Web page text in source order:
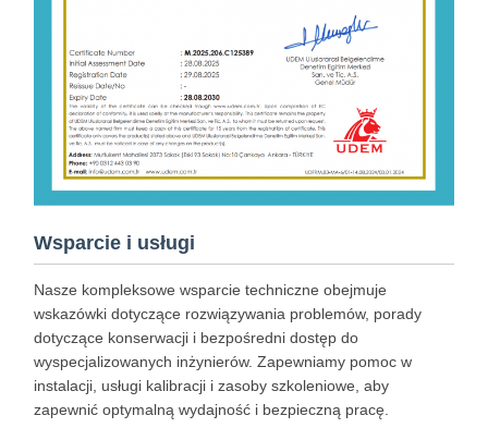
Wsparcie i usługi
Nasze kompleksowe wsparcie techniczne obejmuje
wskazówki dotyczące rozwiązywania problemów, porady
dotyczące konserwacji i bezpośredni dostęp do
wyspecjalizowanych inżynierów. Zapewniamy pomoc w
instalacji, usługi kalibracji i zasoby szkoleniowe, aby
zapewnić optymalną wydajność i bezpieczną pracę.